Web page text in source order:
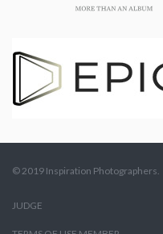
© 2019 Inspiration Photographers.
JUDGE